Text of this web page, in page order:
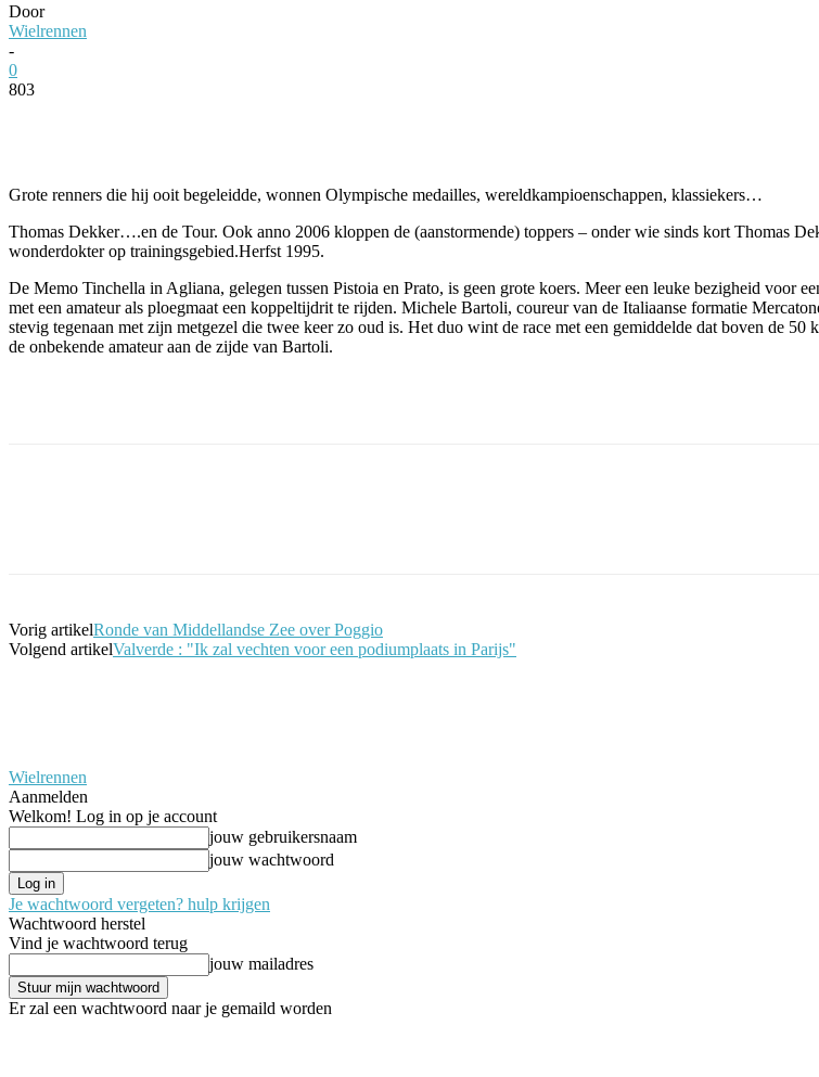
Door
Wielrennen
-
0
803
Grote renners die hij ooit begeleidde, wonnen Olympische medailles, wereldkampioenschappen, klassiekers…
Thomas Dekker….en de Tour. Ook anno 2006 kloppen de (aanstormende) toppers – onder wie sinds kort Thomas
wonderdokter op trainingsgebied.Herfst 1995.
De Memo Tinchella in Agliana, gelegen tussen Pistoia en Prato, is geen grote koers. Meer een leuke bezigheid voor
met een amateur als ploegmaat een koppeltijdrit te rijden. Michele Bartoli, coureur van de Italiaanse formatie
stevig tegenaan met zijn metgezel die twee keer zo oud is. Het duo wint de race met een gemiddelde dat boven de
de onbekende amateur aan de zijde van Bartoli.
Vorig artikelRonde van Middellandse Zee over Poggio
Volgend artikelValverde : "Ik zal vechten voor een podiumplaats in Parijs"
Wielrennen
Aanmelden
Welkom! Log in op je account
jouw gebruikersnaam
jouw wachtwoord
Je wachtwoord vergeten? hulp krijgen
Wachtwoord herstel
Vind je wachtwoord terug
jouw mailadres
Er zal een wachtwoord naar je gemaild worden